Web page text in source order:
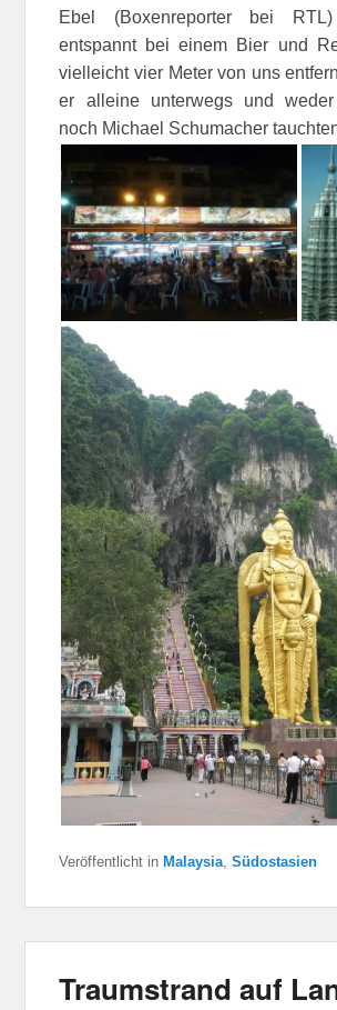
Ebel (Boxenreporter bei
entspannt bei einem Bier und
vielleicht vier Meter von uns
er alleine unterwegs und
noch Michael Schumacher
Veröffentlicht in Malaysia ,Südostasien
Traumstrand auf